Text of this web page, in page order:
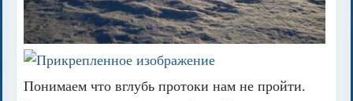
Понимаем что вглубь протоки нам не пройти.